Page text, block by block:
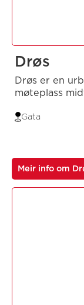
Drøs
Drøs er en
møteplass
Gata
Meir info om